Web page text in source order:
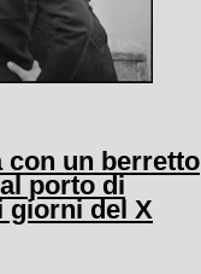
con un berretto
porto di
giorni del X